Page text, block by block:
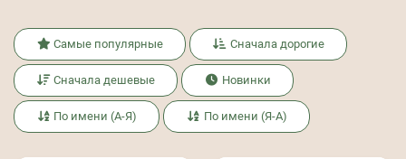
Самые популярные Сначала дорогие
Сначала дешевые Новинки
По имени (А-Я) По имени (Я-А)